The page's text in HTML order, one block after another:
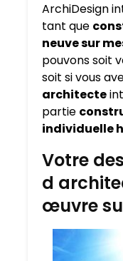
ArchiDesign
tant que
neuve sur
pouvons soit
soit si vous
architecte
partie
individuelle
Votre
d
œuvre